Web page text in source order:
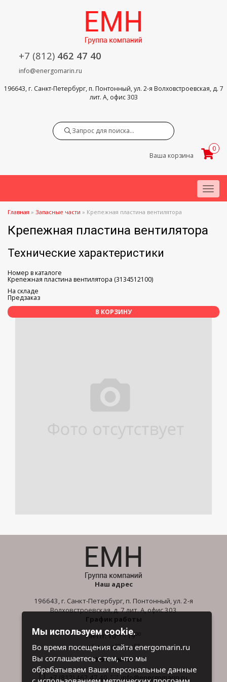
+7 (812) 462 47 40
info@energomarin.ru
196643, г. Санкт-Петербург, п. Понтонный, ул. 2-я Волховстроевская, д. 7
лит. А, офис 303
Ваша корзина
0
Menu
Главная » Запасные части » Крепежная пластина вентилятора
Крепежная пластина вентилятора
Технические характеристики
Номер в каталоге
Крепежная пластина вентилятора (3134512100)
На складе
Предзаказ
В КОРЗИНУ
Наш адрес
196643, г. Санкт-Петербург, п. Понтонный, ул. 2-я
Волховстроевская, д. 7 лит. А, офис 303
График работы
Пн-Пт: 1000- 1900
Сб-Вс: 1000- 1600
Контакты
+7 (812) 462 47 40 info@energomarin.ru
Мы используем cookie.
Во время посещения сайта energomarin.ru
Вы соглашаетесь с тем, что мы
обрабатываем Ваши персональные данные